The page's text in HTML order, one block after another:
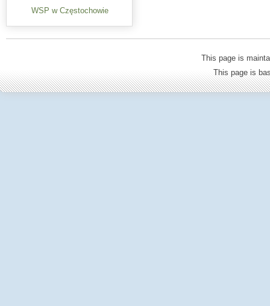
WSP w Częstochowie
This page is
This page is